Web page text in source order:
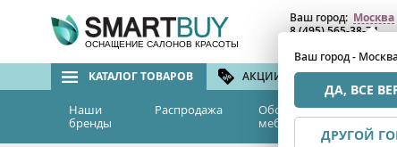
ОСНАЩЕНИЕ САЛОНОВ КРАСОТЫ
Ваш город: Москва
Ваш город -
ДА, ВСЕ
ДРУГОЙ
8 (495) 565-38-74
КАТАЛОГ ТОВАРОВ АКЦИИ И СКИДКИ
Наши
бренды
Распродажа
Оборудование и
мебель